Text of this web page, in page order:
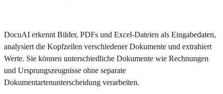
DocuAI erkennt Bilder, PDFs und Excel-Dateien als Eingabedaten,
analysiert die Kopfzeilen verschiedener Dokumente und extrahiert
Werte. Sie können unterschiedliche Dokumente wie Rechnungen
und Ursprungszeugnisse ohne separate
Dokumentartenunterscheidung verarbeiten.